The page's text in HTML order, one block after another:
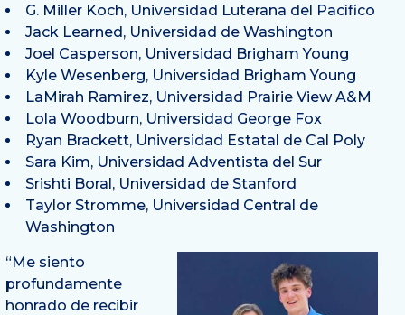
G. Miller Koch, Universidad Luterana del Pacífico
Jack Learned, Universidad de Washington
Joel Casperson, Universidad Brigham Young
Kyle Wesenberg, Universidad Brigham Young
LaMirah Ramirez, Universidad Prairie View A&M
Lola Woodburn, Universidad George Fox
Ryan Brackett, Universidad Estatal de Cal Poly
Sara Kim, Universidad Adventista del Sur
Srishti Boral, Universidad de Stanford
Taylor Stromme, Universidad Central de
Washington
“Me siento
profundamente
honrado de recibir